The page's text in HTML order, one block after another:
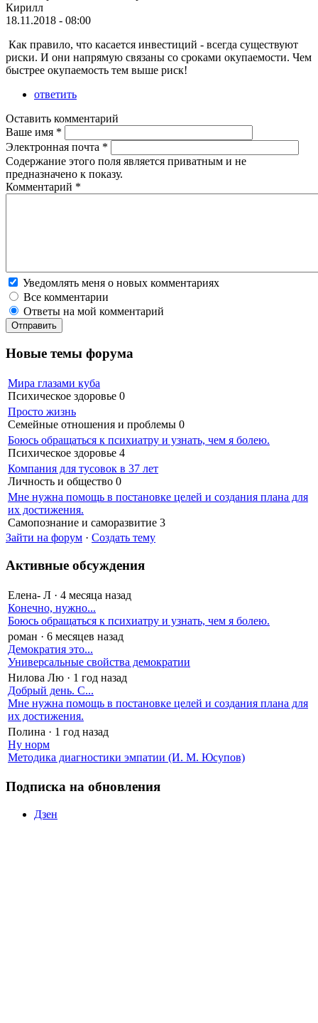
Кирилл
18.11.2018 - 08:00
Как правило, что касается инвестиций - всегда существуют
риски. И они напрямую связаны со сроками окупаемости. Чем
быстрее окупаемость тем выше риск!
ответить
Оставить комментарий
Ваше имя *
Электронная почта *
Содержание этого поля является приватным и не
предназначено к показу.
Комментарий *
Уведомлять меня о новых комментариях
Все комментарии
Ответы на мой комментарий
Новые темы форума
Мира глазами куба
Психическое здоровье 0
Просто жизнь
Семейные отношения и проблемы 0
Боюсь обращаться к психиатру и узнать, чем я болею.
Психическое здоровье 4
Компания для тусовок в 37 лет
Личность и общество 0
Мне нужна помощь в постановке целей и создания плана для
их достижения.
Самопознание и саморазвитие 3
Зайти на форум · Создать тему
Активные обсуждения
Елена- Л · 4 месяца назад
Конечно, нужно...
Боюсь обращаться к психиатру и узнать, чем я болею.
роман · 6 месяцев назад
Демократия это...
Универсальные свойства демократии
Нилова Лю · 1 год назад
Добрый день. С...
Мне нужна помощь в постановке целей и создания плана для
их достижения.
Полина · 1 год назад
Ну норм
Методика диагностики эмпатии (И. М. Юсупов)
Подписка на обновления
Дзен